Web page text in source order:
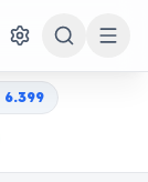
6.399